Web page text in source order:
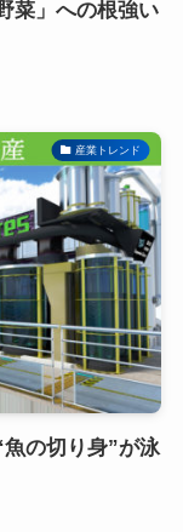
菜」への根強い
産業トレンド
の切り身”が泳